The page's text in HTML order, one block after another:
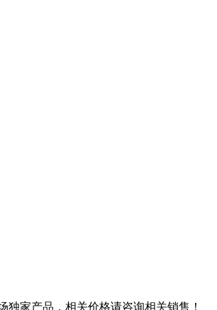
家产品，相关价格请咨询相关销售！